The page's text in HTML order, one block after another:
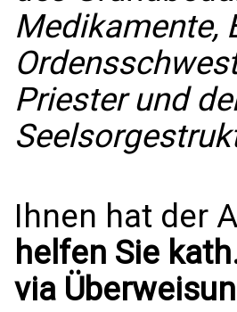
Medikamente,
Priester und
Ihnen hat der
helfen Sie
via